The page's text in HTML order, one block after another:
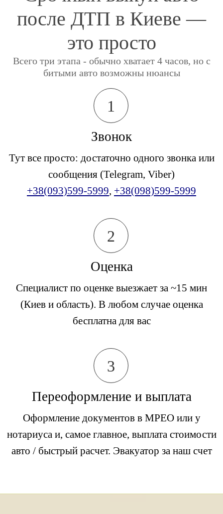
после ДТП в Киеве —
это просто
Всего три этапа - обычно хватает 4 часов, но с
битыми авто возможны нюансы
1
Звонок
Тут все просто: достаточно одного звонка или
сообщения (Telegram, Viber)
+38(093)599-5999, +38(098)599-5999
2
Оценка
Специалист по оценке выезжает за ~15 мин
(Киев и область). В любом случае оценка
бесплатна для вас
3
Переоформление и выплата
Оформление документов в МРЕО или у
нотариуса и, самое главное, выплата стоимости
авто / быстрый расчет. Эвакуатор за наш счет